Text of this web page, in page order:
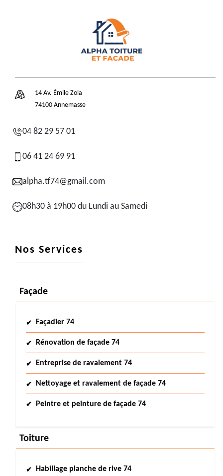
14 Av. Émile Zola
74100 Annemasse
04 82 29 57 01
06 41 24 69 91
alpha.tf74@gmail.com
08h30 à 19h00 du Lundi au Samedi
Nos Services
Façade
Façadier 74
Rénovation de façade 74
Entreprise de ravalement 74
Nettoyage et ravalement de façade 74
Peintre et peinture de façade 74
Toiture
Habillage planche de rive 74